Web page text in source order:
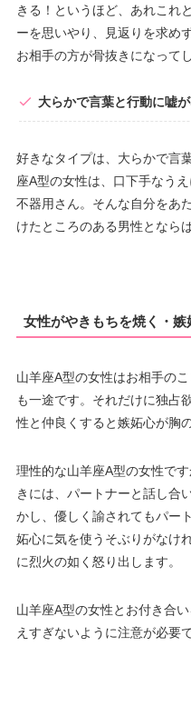
きる！というほど、あれこれ
ーを思いやり、見返りを求め
お相手の方が骨抜きになって
大らかで言葉と行動に嘘
好きなタイプは、大らかで言
座A型の女性は、口下手なう
不器用さん。そんな自分をあ
けたところのある男性となら
女性がやきもちを焼く・嫉
山羊座A型の女性はお相手の
も一途です。それだけに独占
性と仲良くすると嫉妬心が胸
理性的な山羊座A型の女性で
きには、パートナーと話し合
かし、優しく諭されてもパー
妬心に気を使うそぶりがなけ
に烈火の如く怒り出します。
山羊座A型の女性とお付き合
えすぎないように注意が必要で